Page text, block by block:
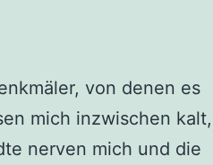
von denen es
mich inzwischen
nerven mich und die